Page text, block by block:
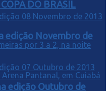
DO BRASIL
edição Novembro de
edição Outubro de